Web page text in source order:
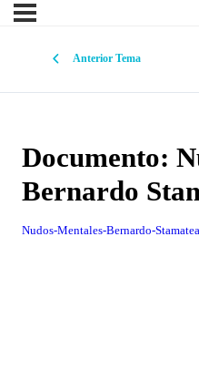
Anterior Tema
Documento:
Bernardo
Nudos-Mentales-Bernardo-